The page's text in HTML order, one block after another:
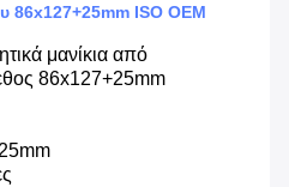
ISO OEM
μανίκια από
86x127+25mm